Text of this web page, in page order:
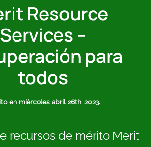
Resource
Services –
para
todos
en miércoles abril 26th, 2023.
recursos de mérito Merit